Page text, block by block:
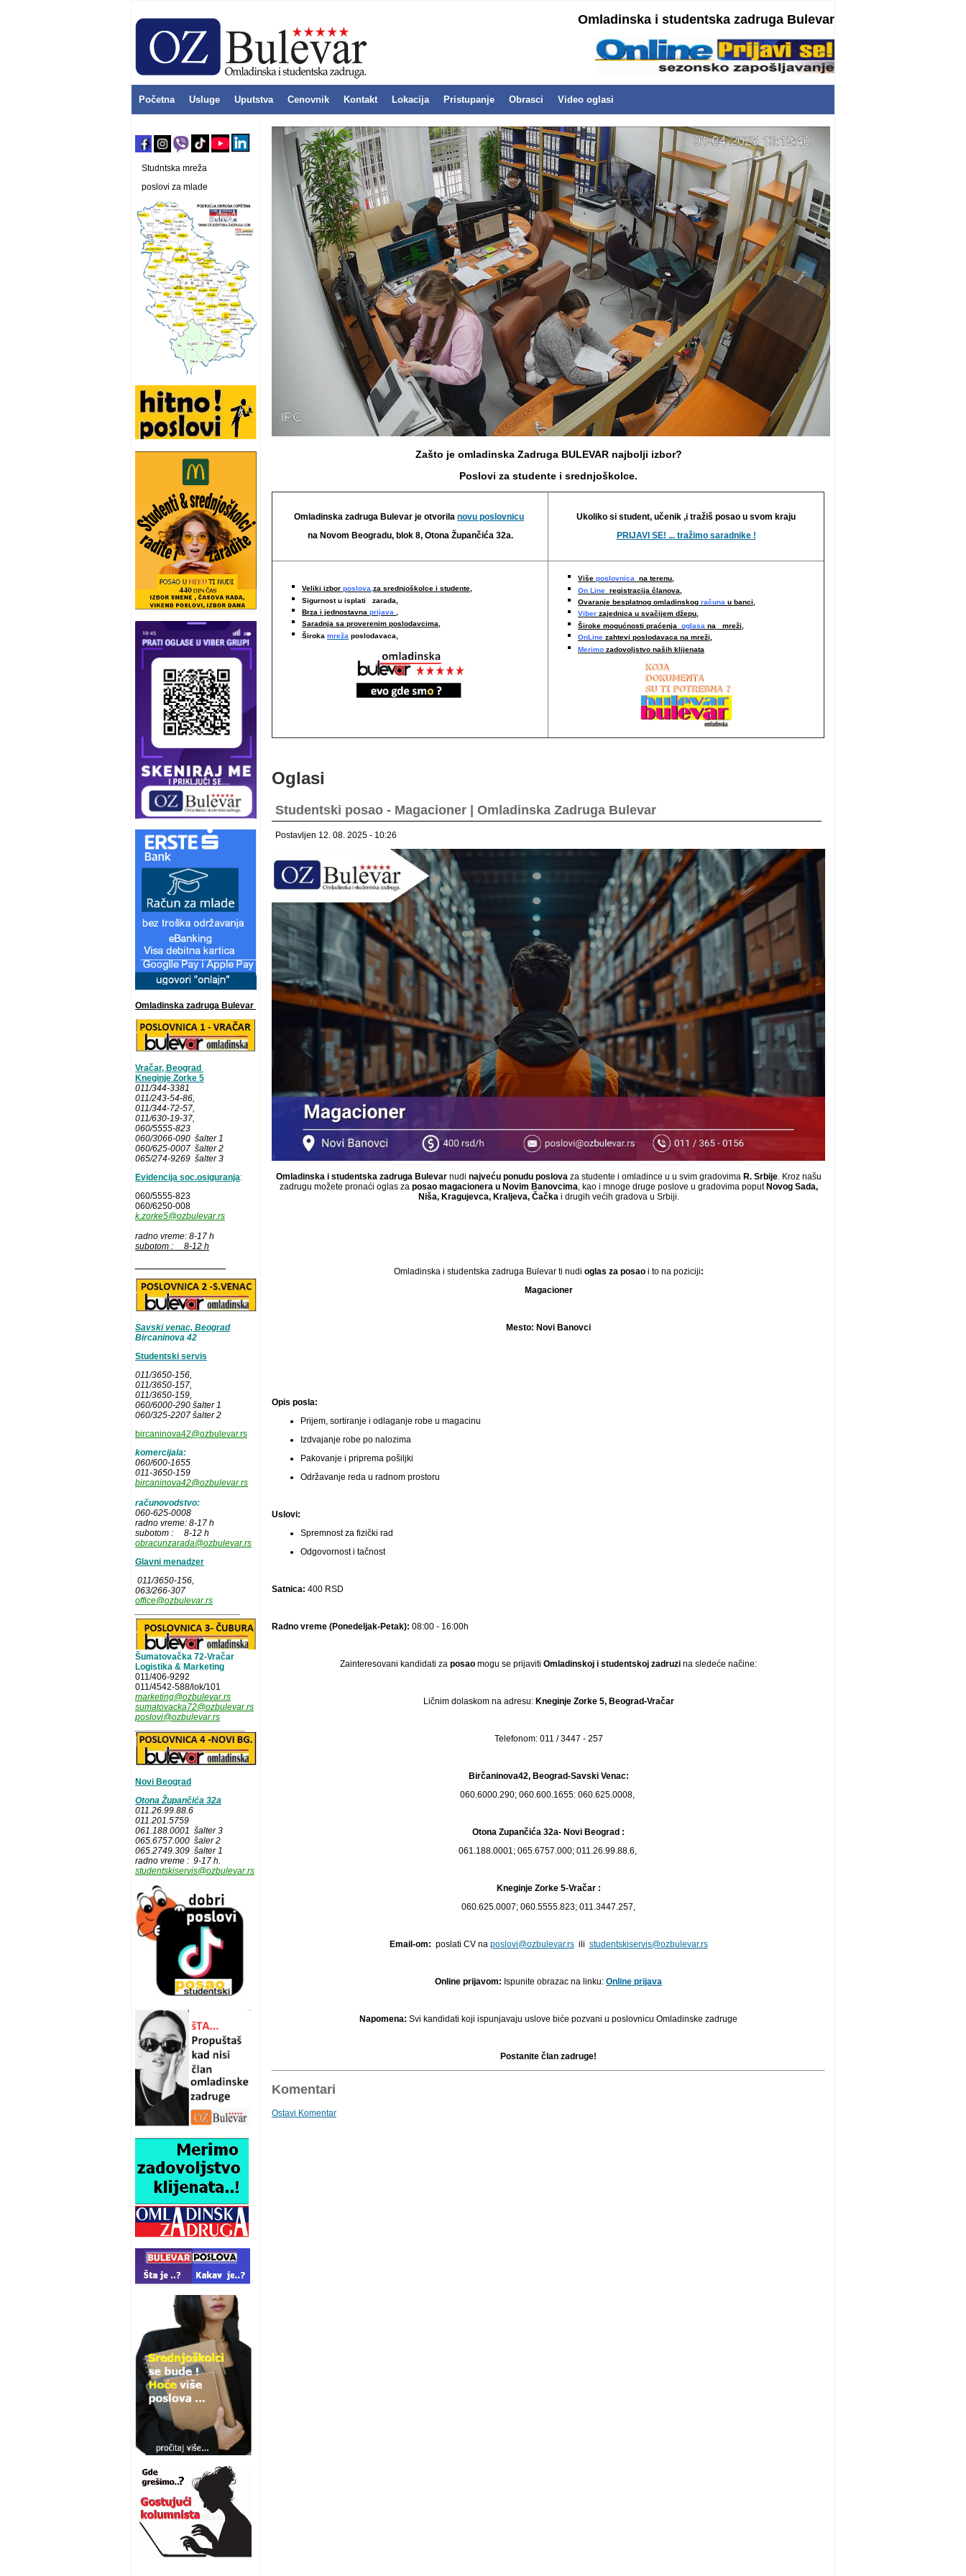
Omladinska i studentska zadruga Bulevar
Početna Usluge Uputstva Cenovnik Kontakt Lokacija Pristupanje Obrasci Video oglasi
Studntska mreža
poslovi za mlade
Omladinska zadruga Bulevar
Vračar, Beograd
Kneginje Zorke 5
011/344-3381
011/243-54-86
011/344-72-57,
011/630-19-37,
060/5555-823
060/3066-090 šalter 1
060/625-0007 šalter 2
065/274-9269 šalter 3
Evidencija soc.osiguranja:
060/5555-823
060/6250-008
k.zorke5@ozbulevar.rs
radno vreme: 8-17 h
subotom : 8-12 h
Savski venac, Beograd
Bircaninova 42
Studentski servis
011/3650-156,
011/3650-157,
011/3650-159,
060/6000-290 šalter 1
060/325-2207 šalter 2
bircaninova42@ozbulevar.rs
komercijala:
060/600-1655
011-3650-159
bircaninova42@ozbulevar.rs
računovodstvo:
060-625-0008
radno vreme: 8-17 h
subotom : 8-12 h
obracunzarada@ozbulevar.rs
Glavni menadzer
011/3650-156,
063/266-307
office@ozbulevar.rs
Šumatovačka 72-Vračar
Logistika & Marketing
011/406-9292
011/4542-588/lok/101
marketing@ozbulevar.rs
sumatovacka72@ozbulevar.rs
poslovi@ozbulevar.rs
Novi Beograd
Otona Župančića 32a
011.26.99.88.6
011.201.5759
061.188.0001 šalter 3
065.6757.000 šaler 2
065.2749.309 šalter 1
radno vreme : 9-17 h.
studentskiservis@ozbulevar.rs
Zašto je omladinska Zadruga BULEVAR najbolji izbor?
Poslovi za studente i srednjoškolce.
Omladinska zadruga Bulevar je otvorila novu poslovnicu
na Novom Beogradu, blok 8, Otona Župančića 32a.
Ukoliko si student, učenik ,i tražiš posao u svom kraju
PRIJAVI SE! ... tražimo saradnike !
Veliki izbor poslova,za srednjoškolce i studente,
Sigurnost u isplati zarada,
Brza i jednostavna prijava ,
Saradnja sa proverenim poslodavcima,
Široka mreža poslodavaca,
Više poslovnica na terenu,
On Line registracija članova,
Ovaranje besplatnog omladinskog računa u banci,
Viber zajednica u svačijem džepu,
Široke mogućnosti praćenja oglasa na mreži,
OnLine zahtevi poslodavaca na mreži,
Merimo zadovoljstvo naših klijenata
Oglasi
Studentski posao - Magacioner | Omladinska Zadruga Bulevar
Postavljen 12. 08. 2025 - 10:26
Omladinska i studentska zadruga Bulevarnudi najveću ponudu poslova za studente i omladince u u svim gradovima R. Srbije. Kroz našu
zadrugu možete pronaći oglas za posao magacionera u Novim Banovcima , kao i mnoge druge poslove u gradovima poputNovog Sada,
Niša, Kragujevca, Kraljeva, Čačka i drugih većih gradova u Srbiji.
Omladinska i studentska zadruga Bulevar ti nudi oglas za posao i to na poziciji:
Magacioner
Mesto: Novi Banovci
Opis posla:
Prijem, sortiranje i odlaganje robe u magacinu
Izdvajanje robe po nalozima
Pakovanje i priprema pošiljki
Održavanje reda u radnom prostoru
Uslovi:
Spremnost za fizički rad
Odgovornost i tačnost
Satnica: 400 RSD
Radno vreme (Ponedeljak-Petak): 08:00 - 16:00h
Zainteresovani kandidati za posao mogu se prijaviti Omladinskoj i studentskoj zadruzi na sledeće načine:
Ličnim dolaskom na adresu: Kneginje Zorke 5, Beograd-Vračar
Telefonom: 011 / 3447 - 257
Birčaninova42, Beograd-Savski Venac:
060.6000.290; 060.600.1655: 060.625.0008,
Otona Zupančića 32a- Novi Beograd :
061.188.0001; 065.6757.000; 011.26.99.88.6,
Kneginje Zorke 5-Vračar :
060.625.0007; 060.5555.823; 011.3447.257,
Email-om: poslati CV na poslovi@ozbulevar.rsili studentskiservis@ozbulevar.rs
Online prijavom: Ispunite obrazac na linku: Online prijava
Napomena: Svi kandidati koji ispunjavaju uslove biće pozvani u poslovnicu Omladinske zadruge
Postanite član zadruge!
Komentari
Ostavi Komentar